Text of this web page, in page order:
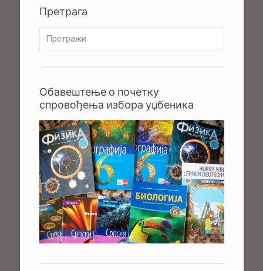
Претрага
Обавештење о почетку
спровођења избора уџбеника